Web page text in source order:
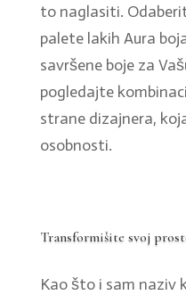
to naglasiti.
palete lakih Aura
savršene boje za
pogledajte
strane dizajnera,
osobnosti.
Transformišite svoj
Kao što i sam naziv